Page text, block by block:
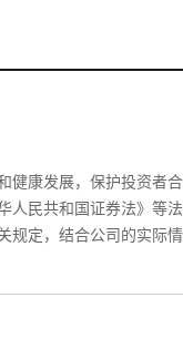
健康发展，保护投资者合
人民共和国证券法》等法
规定，结合公司的实际情